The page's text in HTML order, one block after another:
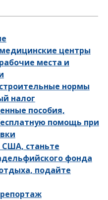
центры
места и
нормы
налог
пособия,
помощь при
станьте
фонда
подайте